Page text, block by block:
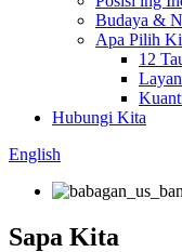
Budaya &
Apa Pilih
12
Hubungi Kita
English
Sapa Kita